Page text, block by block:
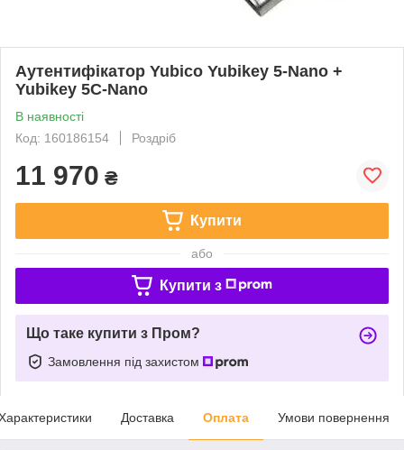
Аутентифікатор Yubico Yubikey 5-Nano +
Yubikey 5C-Nano
В наявності
Код: 160186154
Роздріб
11 970 ₴
Купити
або
Купити з
Що таке купити з Пром?
Замовлення під захистом
Доставка Оплата Умови повернення